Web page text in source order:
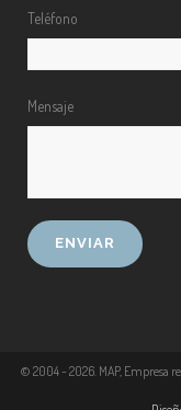
Teléfono
Mensaje
© 2004 - 2026 . MAP, Empresa